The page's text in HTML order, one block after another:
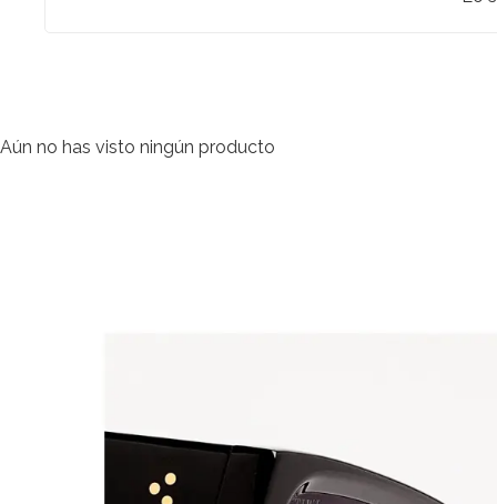
Aún no has visto ningún producto